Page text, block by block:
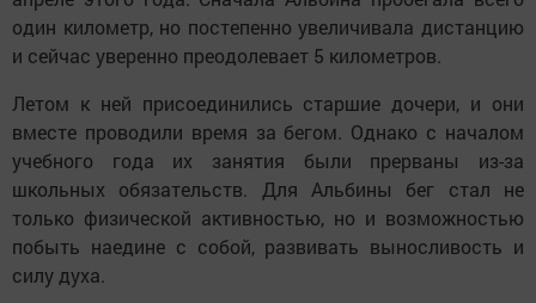
один километр, но постепенно увеличивала дистанцию
и сейчас уверенно преодолевает 5 километров.
Летом к ней присоединились старшие дочери, и они
вместе проводили время за бегом. Однако с началом
учебного года их занятия были прерваны из-за
школьных обязательств. Для Альбины бег стал не
только физической активностью, но и возможностью
побыть наедине с собой, развивать выносливость и
силу духа.